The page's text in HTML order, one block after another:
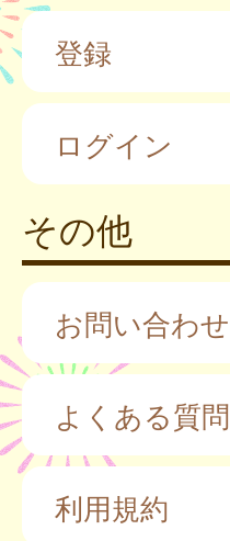
登録
ログイン
その他
お問い合わせ
よくある質問
利用規約